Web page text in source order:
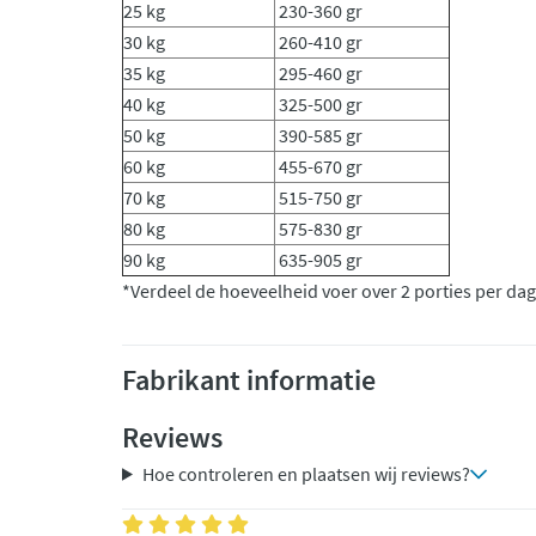
25 kg
230-360 gr
30 kg
260-410 gr
35 kg
295-460 gr
40 kg
325-500 gr
50 kg
390-585 gr
60 kg
455-670 gr
70 kg
515-750 gr
80 kg
575-830 gr
90 kg
635-905 gr
*Verdeel de hoeveelheid voer over 2 porties per
Fabrikant informatie
Reviews
Hoe controleren en plaatsen wij reviews?